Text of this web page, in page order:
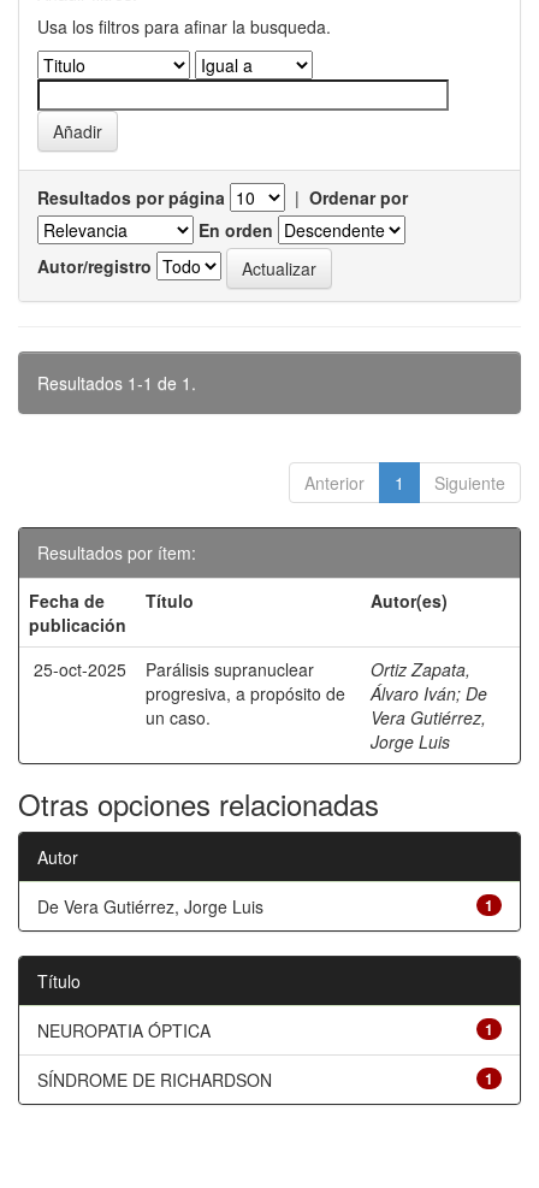
Usa los filtros para afinar la busqueda.
Resultados por página | Ordenar por
En orden
Autor/registro
Resultados 1-1 de 1.
Anterior 1 Siguiente
Resultados por ítem:
Fecha de
publicación
Título Autor(es)
25-oct-2025
Parálisis supranuclear
progresiva, a propósito de
un caso.
Ortiz Zapata,
Álvaro Iván; De
Vera Gutiérrez,
Jorge Luis
Otras opciones relacionadas
Autor
1
De Vera Gutiérrez, Jorge Luis
Título
1
NEUROPATIA ÓPTICA
1
SÍNDROME DE RICHARDSON